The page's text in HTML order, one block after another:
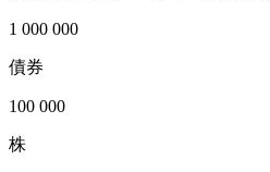
1 000 000
債券
100 000
株